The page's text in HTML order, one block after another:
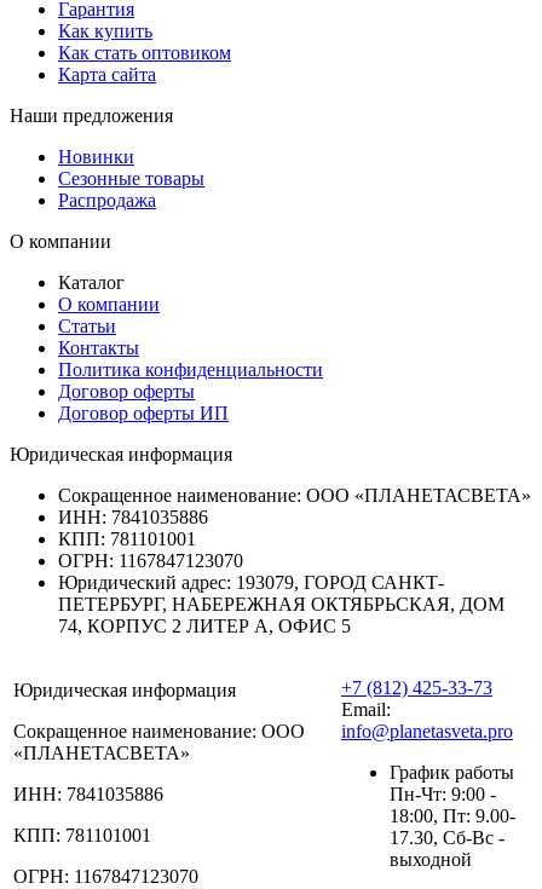
Гарантия
Как купить
Как стать оптовиком
Карта сайта
Наши предложения
Новинки
Сезонные товары
Распродажа
О компании
Каталог
О компании
Статьи
Контакты
Политика конфиденциальности
Договор оферты
Договор оферты ИП
Юридическая информация
Сокращенное наименование: ООО «ПЛАНЕТАСВЕТА»
ИНН: 7841035886
КПП: 781101001
ОГРН: 1167847123070
Юридический адрес: 193079, ГОРОД САНКТ-
ПЕТЕРБУРГ, НАБЕРЕЖНАЯ ОКТЯБРЬСКАЯ, ДОМ
74, КОРПУС 2 ЛИТЕР А, ОФИС 5
Юридическая информация
Сокращенное наименование: ООО
«ПЛАНЕТАСВЕТА»
ИНН: 7841035886
КПП: 781101001
ОГРН: 1167847123070
+7 (812) 425-33-73
Email:
info@planetasveta.pro
График работы
Пн-Чт: 9:00 -
18:00, Пт: 9.00-
17.30, Сб-Вс -
выходной